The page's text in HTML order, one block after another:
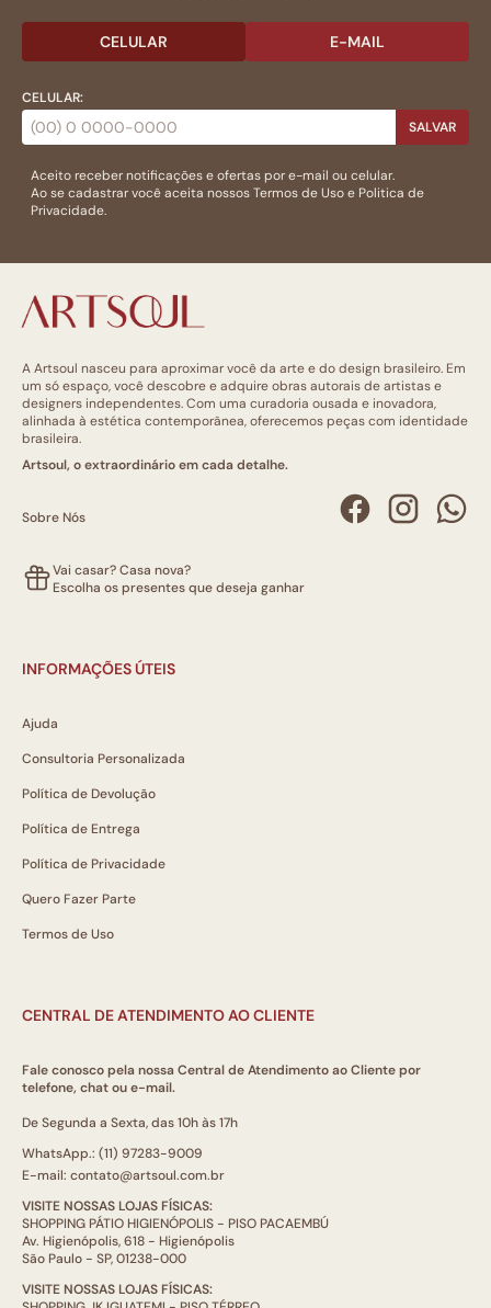
CELULAR E-MAIL
CELULAR:
SALVAR
Aceito receber notificações e ofertas por e-mail ou celular.
Ao se cadastrar você aceita nossosTermos de Usoe Politica de
Privacidade.
A Artsoul nasceu para aproximar você da arte e do design brasileiro. Em
um só espaço, você descobre e adquire obras autorais de artistas e
designers independentes. Com uma curadoria ousada e inovadora,
alinhada à estética contemporânea, oferecemos peças com identidade
brasileira.
Artsoul, o extraordinário em cada detalhe.
Sobre Nós
Vai casar? Casa nova?
Escolha os presentes que deseja ganhar
INFORMAÇÕES ÚTEIS
Ajuda
Consultoria Personalizada
Política de Devolução
Política de Entrega
Política de Privacidade
Quero Fazer Parte
Termos de Uso
CENTRAL DE ATENDIMENTO AO CLIENTE
Fale conosco pela nossa Central de Atendimento ao Cliente por
telefone, chat ou e-mail.
De Segunda a Sexta, das 10h às 17h
WhatsApp.: (11) 97283-9009
E-mail: contato@artsoul.com.br
VISITE NOSSAS LOJAS FÍSICAS:
SHOPPING PÁTIO HIGIENÓPOLIS - PISO PACAEMBÚ
Av. Higienópolis, 618 - Higienópolis
São Paulo - SP, 01238-000
VISITE NOSSAS LOJAS FÍSICAS: